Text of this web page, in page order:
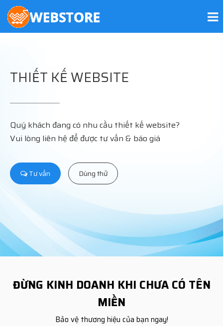
THIẾT KẾ WEBSITE
Quý khách đang có nhu cầu thiết kế website?
Vui lòng liên hệ để được tư vấn & báo giá
Tư vấn Dùng thử
ĐỪNG KINH DOANH KHI CHƯA CÓ TÊN
MIỀN
Bảo vệ thương hiệu của bạn ngay!